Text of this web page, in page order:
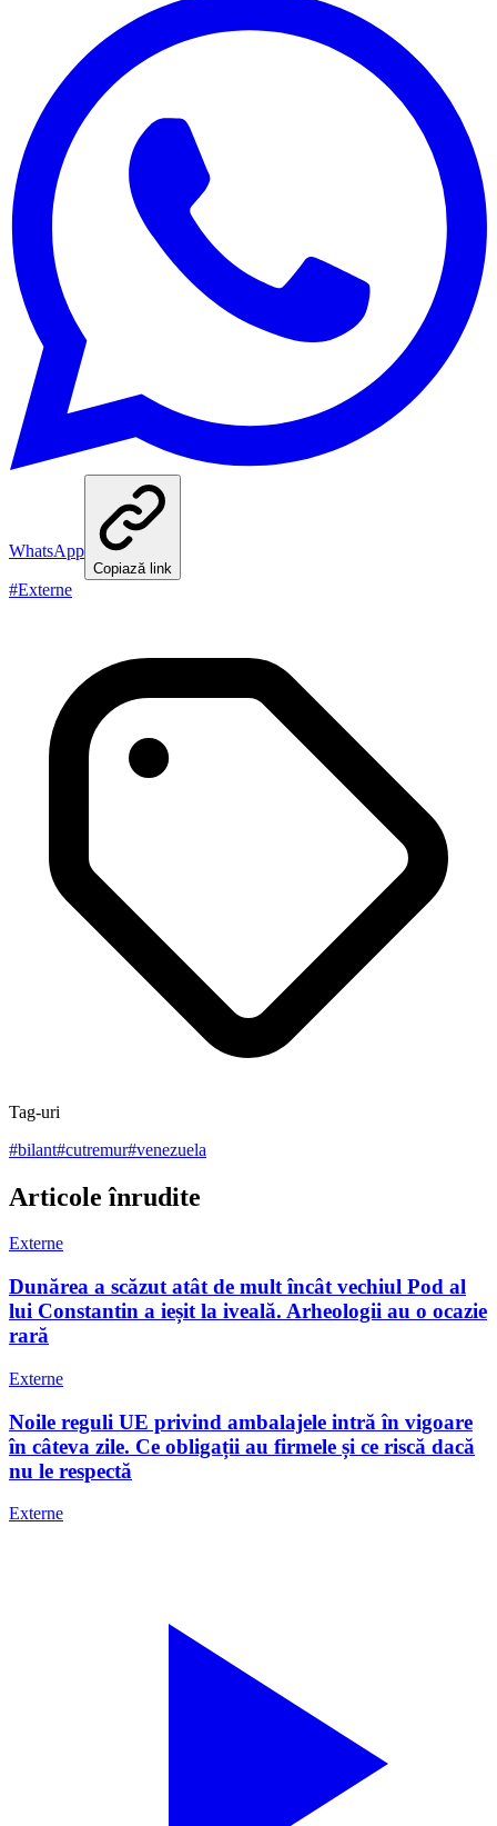
WhatsApp
Copiază link
#Externe
Tag-uri
#bilant#cutremur#venezuela
Articole înrudite
Externe
Dunărea a scăzut atât de mult încât vechiul Pod al
lui Constantin a ieșit la iveală. Arheologii au o ocazie
rară
Externe
Noile reguli UE privind ambalajele intră în vigoare
în câteva zile. Ce obligații au firmele și ce riscă dacă
nu le respectă
Externe